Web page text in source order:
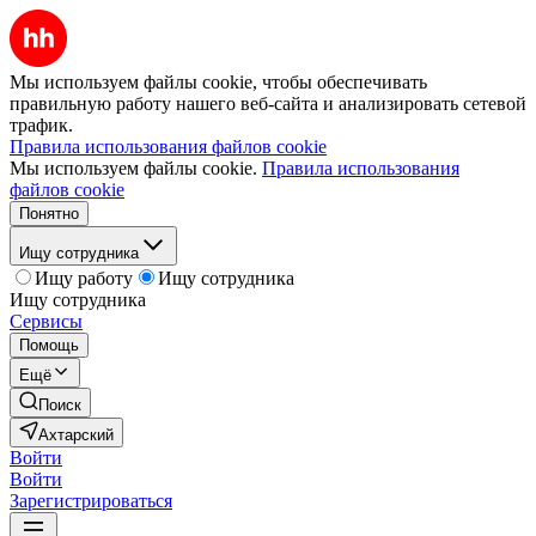
Мы используем файлы cookie, чтобы обеспечивать
правильную работу нашего веб-сайта и анализировать сетевой
трафик.
Правила использования файлов cookie
Мы используем файлы cookie. Правила использования
файлов cookie
Понятно
Ищу сотрудника
Ищу работу
Ищу сотрудника
Ищу сотрудника
Сервисы
Помощь
Ещё
Поиск
Ахтарский
Войти
Войти
Зарегистрироваться